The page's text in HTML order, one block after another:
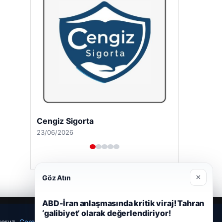
Cengiz Sigorta
23/06/2026
Göz Atın ×
ABD-İran anlaşmasında kritik viraj! Tahran
‘galibiyet’ olarak değerlendiriyor!